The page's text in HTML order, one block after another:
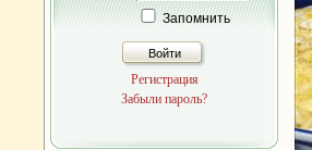
Запомнить
Войти
Регистрация
Забыли пароль?